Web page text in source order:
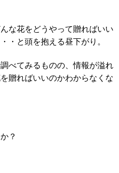
な花をどうやって贈ればいい
・と頭を抱える昼下がり。
べてみるものの、情報が溢れ
贈ればいいのかわからなくな
？